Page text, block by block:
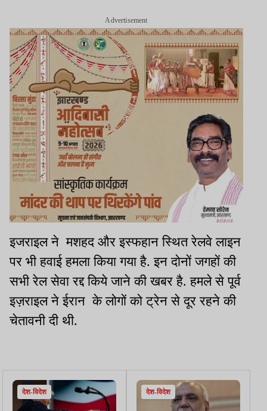
Advertisement
इजराइल ने मशहद और इस्फहान स्थित रेलवे लाइन
पर भी हवाई हमला किया गया है. इन दोनों जगहों की
सभी रेल सेवा रद्द किये जाने की खबर है. हमले से पूर्व
इज़राइल ने ईरान के लोगों को ट्रेन से दूर रहने की
चेतावनी दी थी.
देश-विदेश देश-विदेश